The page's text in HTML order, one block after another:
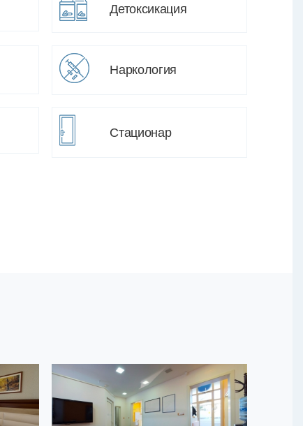
Детоксикация
Наркология
Стационар